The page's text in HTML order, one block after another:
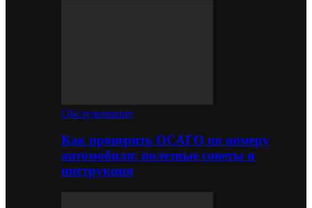
Обслуживание
Как проверить ОСАГО по номеру
автомобиля: полезные советы и
инструкция